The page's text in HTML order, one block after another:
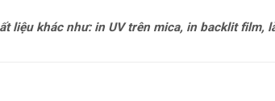
liệu khác như: in UV trên mica, in backlit